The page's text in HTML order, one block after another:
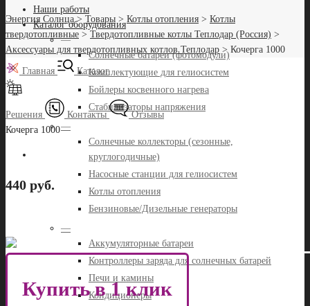
Наши работы
Каталог оборудования
—
Солнечные батареи (фотомодули)
Комплектующие для гелиосистем
Бойлеры косвенного нагрева
Стабилизаторы напряжения
—
Солнечные коллекторы (сезонные,
круглогодичные)
Насосные станции для гелиосистем
Котлы отопления
Бензиновые/Дизельные генераторы
—
Аккумуляторные батареи
Контроллеры заряда для солнечных батарей
Печи и камины
Кондиционеры
Энергия Солнца> Товары > Котлы отопления > Котлы
твердотопливные > Твердотопливные котлы Теплодар (Россия) >
Аксессуары для твердотопливных котлов Теплодар > Кочерга 1000
Главная Каталог
Решения Контакты
Отзывы
Кочерга 1000
440 руб.
Купить в 1 клик